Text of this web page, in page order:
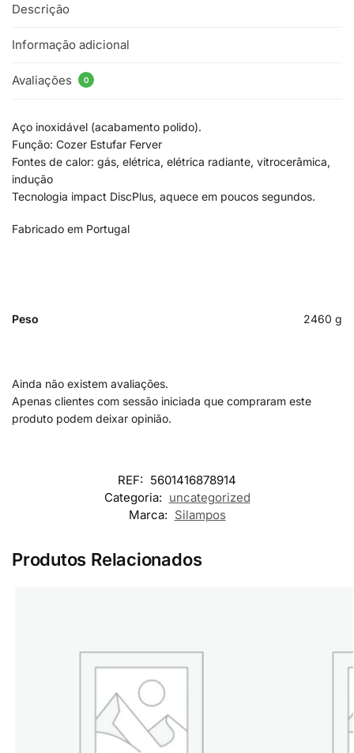
Descrição
Informação adicional
Avaliações 0
Aço inoxidável (acabamento polido).
Função: Cozer Estufar Ferver
Fontes de calor: gás, elétrica, elétrica radiante, vitrocerâmica,
indução
Tecnologia impact DiscPlus, aquece em poucos segundos.
Fabricado em Portugal
Peso 2460 g
Ainda não existem avaliações.
Apenas clientes com sessão iniciada que compraram este
produto podem deixar opinião.
REF: 5601416878914
Categoria: uncategorized
Marca: Silampos
Produtos Relacionados